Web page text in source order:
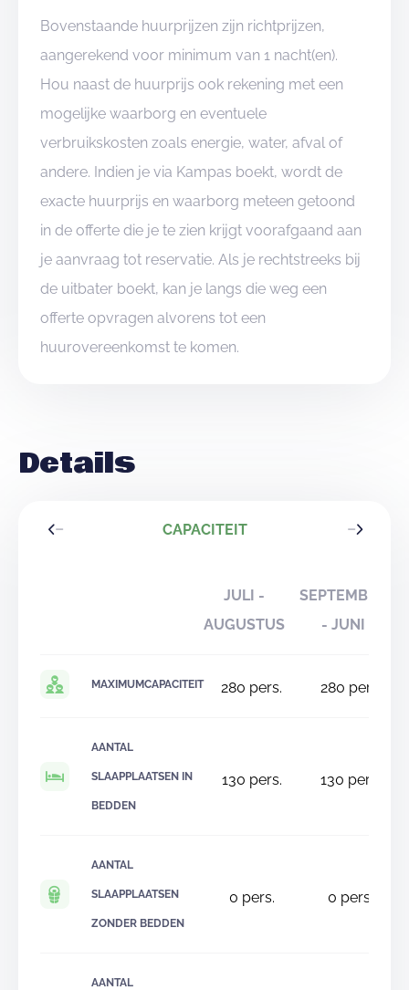
Bovenstaande huurprijzen zijn richtprijzen,
aangerekend voor minimum van 1 nacht(en).
Hou naast de huurprijs ook rekening met een
mogelijke waarborg en eventuele
verbruikskosten zoals energie, water, afval of
andere. Indien je via Kampas boekt, wordt de
exacte huurprijs en waarborg meteen getoond
in de offerte die je te zien krijgt voorafgaand aan
je aanvraag tot reservatie. Als je rechtstreeks bij
de uitbater boekt, kan je langs die weg een
offerte opvragen alvorens tot een
huurovereenkomst te komen.
Details
CAPACITEIT
JULI -
AUGUSTUS
SEPTEMBER
- JUNI
MAXIMUMCAPACITEIT 280 pers. 280 pers.
AANTAL
SLAAPPLAATSEN IN
BEDDEN
130 pers. 130 pers.
AANTAL
SLAAPPLAATSEN
ZONDER BEDDEN
0 pers. 0 pers.
AANTAL